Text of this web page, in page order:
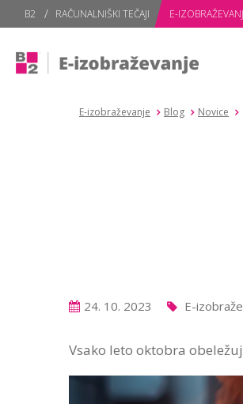
B2 RAČUNALNIŠKI TEČAJI E-
E-izobraževanje Blog Novice
24. 10. 2023 E-
Vsako leto oktobra